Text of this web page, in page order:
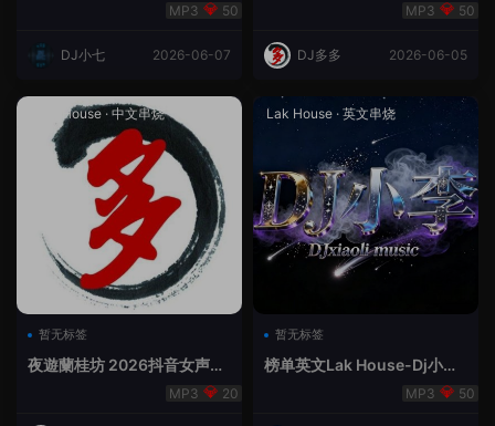
50
DJ小七 2026-06-07
50
DJ多多 2026-06-05
Prog House · 中文串烧
暂无标签
夜遊蘭桂坊 2026抖音女声整
合（DJ多多DJ尾巴）
20
Lak House · 英文串烧
暂无标签
榜单英文Lak House-Dj小李
50